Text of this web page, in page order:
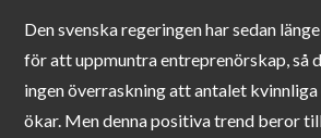
Den svenska regeringen har sedan
för att uppmuntra entreprenörskap, så
ingen överraskning att antalet
ökar. Men denna positiva trend beror